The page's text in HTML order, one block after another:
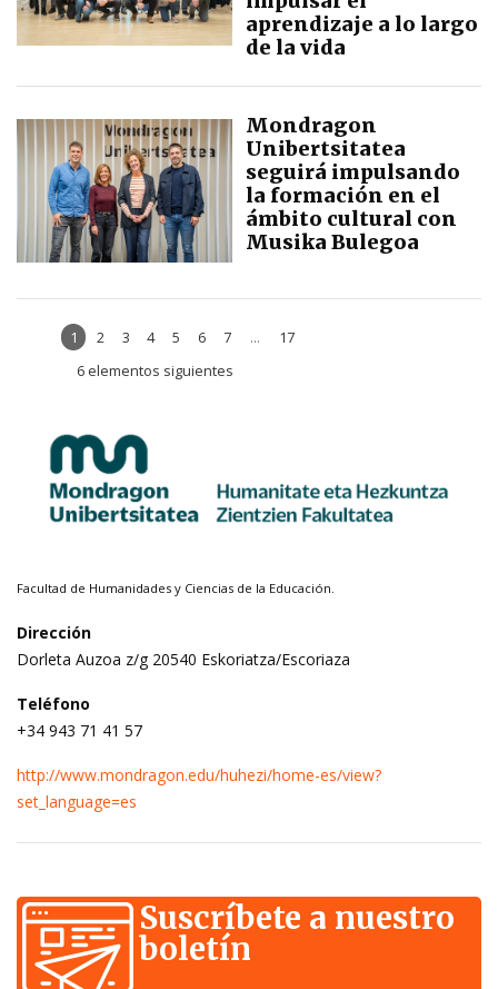
aprendizaje a lo largo
de la vida
Mondragon
Unibertsitatea
seguirá impulsando
la formación en el
ámbito cultural con
Musika Bulegoa
1 2 3 4 5 6 7 ...
17
6 elementos siguientes
Facultad de Humanidades y Ciencias de la Educación.
Dirección
Dorleta Auzoa z/g 20540 Eskoriatza/Escoriaza
Teléfono
+34 943 71 41 57
http://www.mondragon.edu/huhezi/home-es/view?
set_language=es
Suscríbete a nuestro
boletín